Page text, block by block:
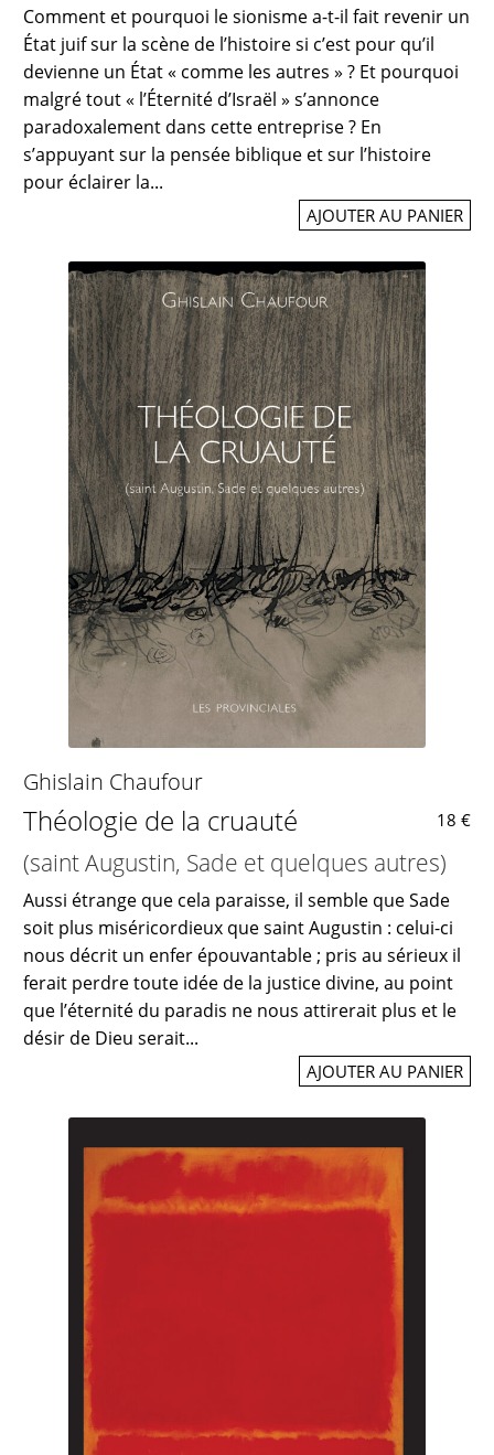
Comment et pourquoi le sionisme a-t-il fait revenir un
État juif sur la scène de l’histoire si c’est pour qu’il
devienne un État « comme les autres » ? Et pourquoi
malgré tout « l’Éternité d’Israël » s’annonce
paradoxalement dans cette entreprise ? En
s’appuyant sur la pensée biblique et sur l’histoire
pour éclairer la...
AJOUTER AU PANIER
Ghislain Chaufour
Théologie de la cruauté 18 €
(saint Augustin, Sade et quelques autres)
Aussi étrange que cela paraisse, il semble que Sade
soit plus miséricordieux que saint Augustin : celui-ci
nous décrit un enfer épouvantable ; pris au sérieux il
ferait perdre toute idée de la justice divine, au point
que l’éternité du paradis ne nous attirerait plus et le
désir de Dieu serait...
AJOUTER AU PANIER